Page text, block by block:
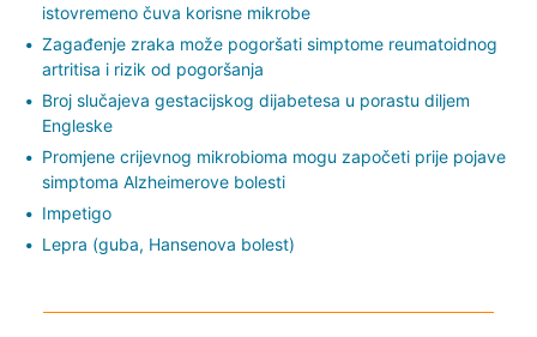
istovremeno čuva korisne mikrobe
Zagađenje zraka može pogoršati simptome reumatoidnog
artritisa i rizik od pogoršanja
Broj slučajeva gestacijskog dijabetesa u porastu diljem
Engleske
Promjene crijevnog mikrobioma mogu započeti prije pojave
simptoma Alzheimerove bolesti
Impetigo
Lepra (guba, Hansenova bolest)